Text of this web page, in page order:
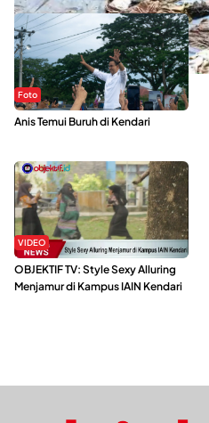
Foto
Anis Temui Buruh di Kendari
VIDEO
OBJEKTIF TV: Style Sexy Alluring
Menjamur di Kampus IAIN Kendari